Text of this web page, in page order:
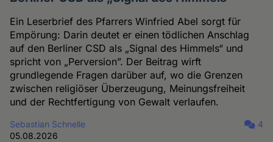
Ein Leserbrief des Pfarrers Winfried Abel sorgt für
Empörung: Darin deutet er einen tödlichen Anschlag
auf den Berliner CSD als „Signal des Himmels“ und
spricht von „Perversion”. Der Beitrag wirft
grundlegende Fragen darüber auf, wo die Grenzen
zwischen religiöser Überzeugung, Meinungsfreiheit
und der Rechtfertigung von Gewalt verlaufen.
Sebastian Schnelle
05.08.2026
4